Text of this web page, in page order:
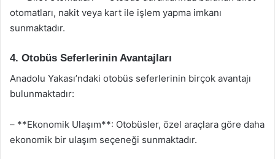
otomatları, nakit veya kart ile işlem yapma imkanı
sunmaktadır.
4. Otobüs Seferlerinin Avantajları
Anadolu Yakası’ndaki otobüs seferlerinin birçok avantajı
bulunmaktadır:
– **Ekonomik Ulaşım**: Otobüsler, özel araçlara göre daha
ekonomik bir ulaşım seçeneği sunmaktadır.